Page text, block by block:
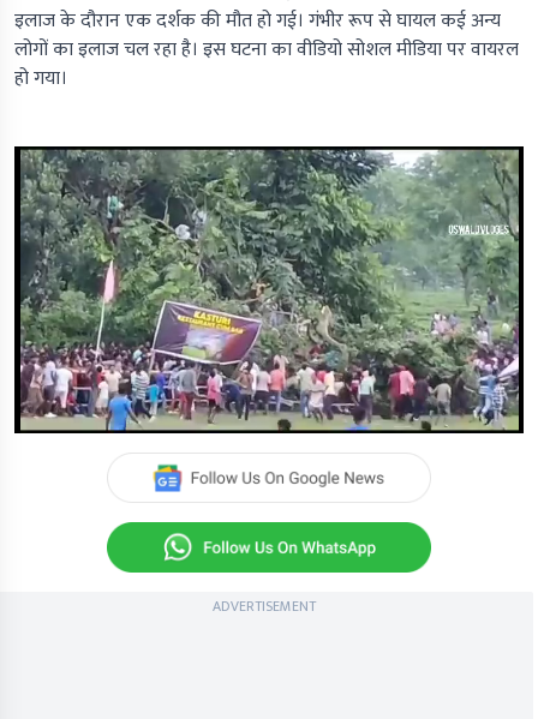
इलाज के दौरान एक दर्शक की मौत हो गई। गंभीर रूप से घायल कई अन्य
लोगों का इलाज चल रहा है। इस घटना का वीडियो सोशल मीडिया पर वायरल
हो गया।
ADVERTISEMENT